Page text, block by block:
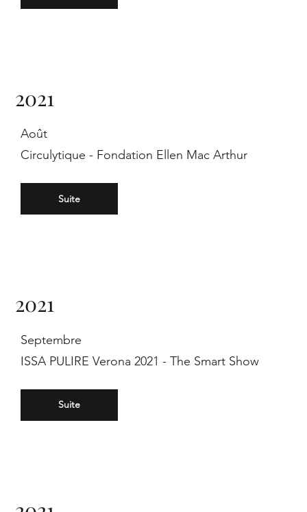
2021
Août
Circulytique - Fondation Ellen Mac Arthur
Suite
2021
Septembre
ISSA PULIRE Verona 2021 - The Smart Show
Suite
Im
197
3
sta